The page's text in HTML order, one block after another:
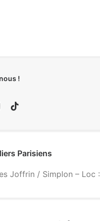
!
Parisiens
Joffrin / Simplon – Loc :